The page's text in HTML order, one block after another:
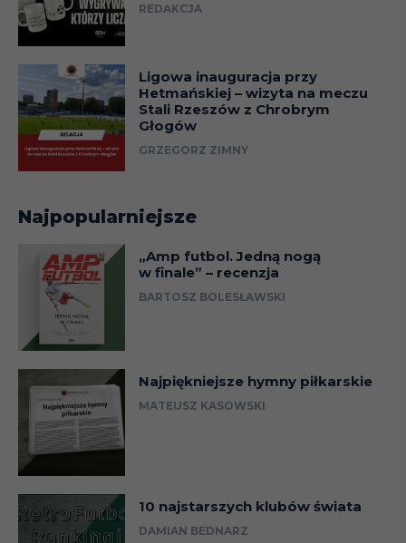
REDAKCJA
Ligowa inauguracja przy
Hetmańskiej – wizyta na meczu
Stali Rzeszów z Chrobrym
Głogów
GRZEGORZ ZIMNY
Najpopularniejsze
„Amp futbol. Jedną nogą
w finale” – recenzja
BARTOSZ BOLESŁAWSKI
Najpiękniejsze hymny piłkarskie
MATEUSZ KASOWSKI
10 najstarszych klubów świata
DAMIAN BEDNARZ